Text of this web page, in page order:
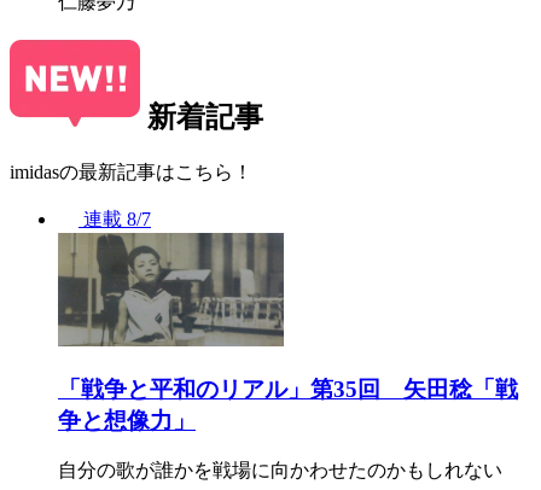
新着記事
imidasの最新記事はこちら！
連載 8/7
「戦争と平和のリアル」第35回 矢田稔「戦
争と想像力」
自分の歌が誰かを戦場に向かわせたのかもしれない